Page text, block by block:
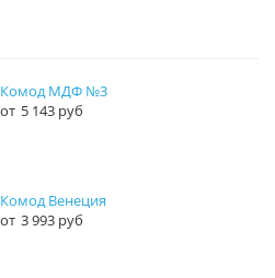
Комод МДФ №3
5 143 руб
Комод Венеция
3 993 руб